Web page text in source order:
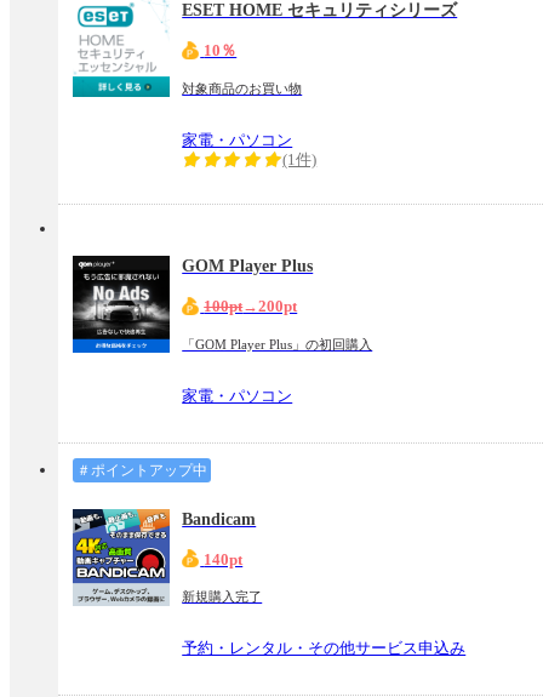
ESET HOME セキュリティシリーズ
10％
対象商品のお買い物
家電・パソコン
(1件)
GOM Player Plus
100pt→200pt
「GOM Player Plus」の初回購入
家電・パソコン
＃ポイントアップ中
Bandicam
140pt
新規購入完了
予約・レンタル・その他サービス申込み